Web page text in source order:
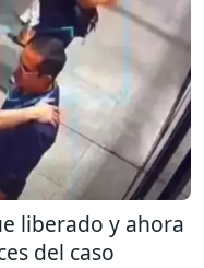
liberado y ahora
del caso